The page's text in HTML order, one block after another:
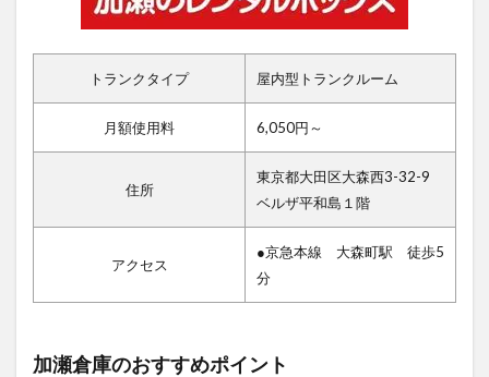
トランクタイプ 屋内型トランクルーム
月額使用料 6,050円～
住所
東京都大田区大森西3-32-9
ベルザ平和島１階
アクセス
●京急本線 大森町駅 徒歩5
分
加瀬倉庫のおすすめポイント